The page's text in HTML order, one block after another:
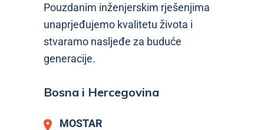
Pouzdanim inženjerskim rješenjima
unaprjeđujemo kvalitetu života i
stvaramo nasljeđe za buduće
generacije.
Bosna i Hercegovina
MOSTAR